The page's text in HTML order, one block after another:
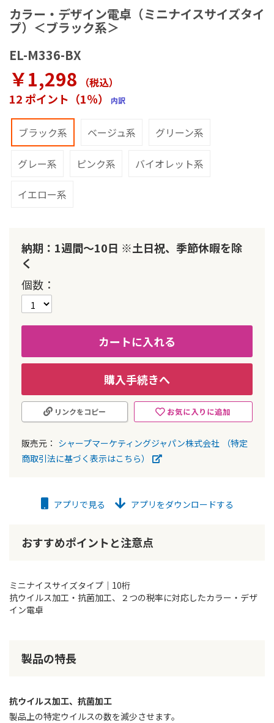
カラー・デザイン電卓（ミニナイスサイズタイ
プ）＜ブラック系＞
EL-M336-BX
￥1,298 （税込）
12 ポイント（1％） 内訳
ブラック系 ベージュ系 グリーン系
グレー系 ピンク系 バイオレット系
イエロー系
納期：1週間～10日 ※土日祝、季節休暇を除
く
個数
カートに入れる
購入手続きへ
お気に入りに追加
リンクをコピー
販売元： シャープマーケティングジャパン株式会社
（特定
商取引法に基づく表示はこちら）
メ
ー
ジ
ャ
リ
ー
の
最
初
動
る
アプリで見る アプリをダウンロードする
おすすめポイントと注意点
ミニナイスサイズタイプ｜10桁
抗ウイルス加工・抗菌加工、２つの税率に対応したカラー・デザ
イン電卓
製品の特長
抗ウイルス加工、抗菌加工
製品上の特定ウイルスの数を減少させます。